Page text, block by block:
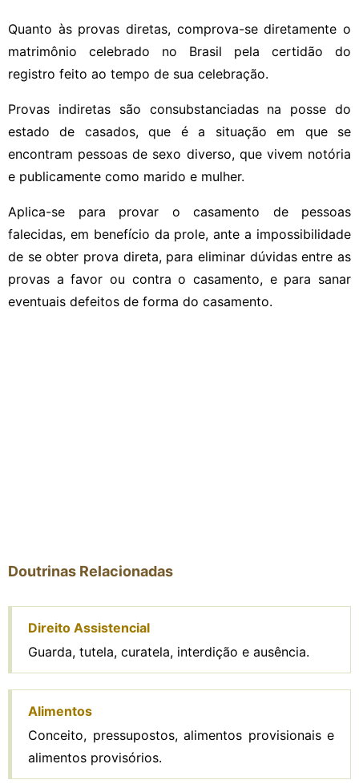
Quanto às provas diretas, comprova-se diretamente o
matrimônio celebrado no Brasil pela certidão do
registro feito ao tempo de sua celebração.
Provas indiretas são consubstanciadas na posse do
estado de casados, que é a situação em que se
encontram pessoas de sexo diverso, que vivem notória
e publicamente como marido e mulher.
Aplica-se para provar o casamento de pessoas
falecidas, em benefício da prole, ante a impossibilidade
de se obter prova direta, para eliminar dúvidas entre as
provas a favor ou contra o casamento, e para sanar
eventuais defeitos de forma do casamento.
Doutrinas Relacionadas
Direito Assistencial
Guarda, tutela, curatela, interdição e ausência.
Alimentos
Conceito, pressupostos, alimentos provisionais e
alimentos provisórios.